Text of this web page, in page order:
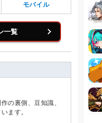
モバイル
一覧
の裏側、豆知識、
ます。